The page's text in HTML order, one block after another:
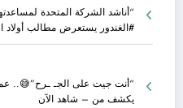
“أناشد الشركة المتحدة
#الغندور يستعرض مطالب أولاد
“أنت جيت على الجـ ـرح”😅..
يكشف من – شاهد الآن